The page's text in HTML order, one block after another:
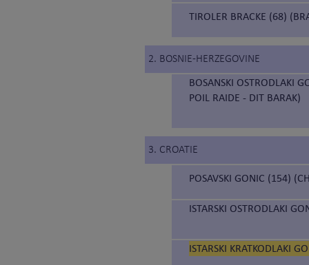
TIROLER BRACKE (68)
2. BOSNIE-HERZEGOVINE
BOSANSKI OSTRODLAKI
POIL RAIDE - DIT BARAK)
3. CROATIE
POSAVSKI GONIC (154)
ISTARSKI OSTRODLAKI
ISTARSKI KRATKODLAKI